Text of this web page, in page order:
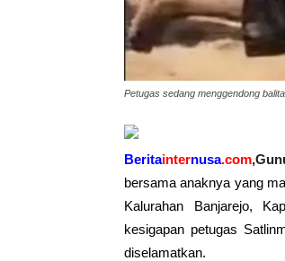
Petugas sedang menggendong
Beritainternusa.com
bersama anaknya yang
Kalurahan Banjarejo,
kesigapan petugas
diselamatkan.